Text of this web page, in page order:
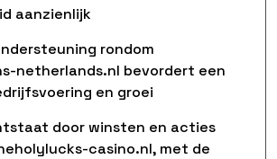
aanzienlijk
rondom
netherlands.nl bevordert een
en groei
door winsten en acties
casino.nl, met de